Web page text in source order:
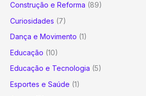
Construção e Reforma (89)
Curiosidades (7)
Dança e Movimento (1)
Educação (10)
Educação e Tecnologia (5)
Esportes e Saúde (1)